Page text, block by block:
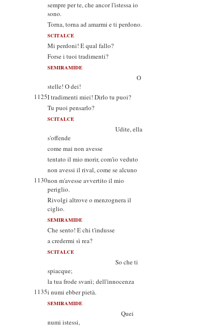
sempre per te, che ancor l'istessa io
sono.
Torna, torna ad amarmi e ti perdono.
SCITALCE
Mi perdoni! E qual fallo?
Forse i tuoi tradimenti?
SEMIRAMIDE
O
stelle! O dei!
1125I tradimenti miei! Dirlo tu puoi?
Tu puoi pensarlo?
SCITALCE
Udite, ella
s'offende
come mai non avesse
tentato il mio morir, com'io veduto
non avessi il rival, come se alcuno
1130non m'avesse avvertito il mio
periglio.
Rivolgi altrove o menzognera il
ciglio.
SEMIRAMIDE
Che sento! E chi t'indusse
a credermi sì rea?
SCITALCE
So che ti
spiacque;
la tua frode svanì; dell'innocenza
1135i numi ebber pietà.
SEMIRAMIDE
Quei
numi istessi,